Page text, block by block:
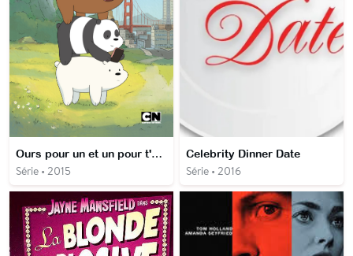
Ours pour un et un pour t'ours
Série • 2015
Celebrity Dinner Date
Série • 2016